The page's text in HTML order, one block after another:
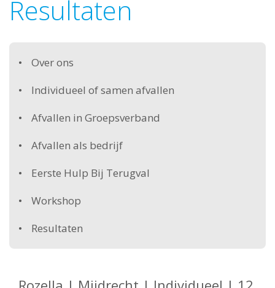
Resultaten
Over ons
Individueel of samen afvallen
Afvallen in Groepsverband
Afvallen als bedrijf
Eerste Hulp Bij Terugval
Workshop
Resultaten